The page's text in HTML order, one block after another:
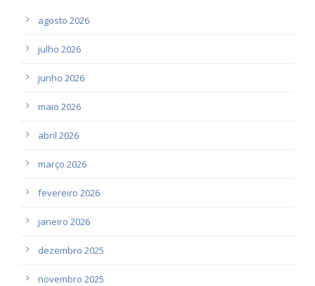
agosto 2026
julho 2026
junho 2026
maio 2026
abril 2026
março 2026
fevereiro 2026
janeiro 2026
dezembro 2025
novembro 2025